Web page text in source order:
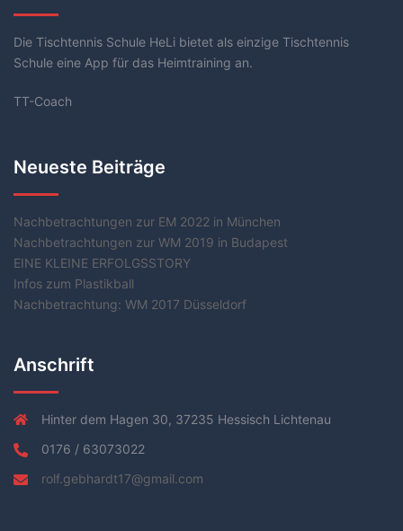
Die Tischtennis Schule HeLi bietet als einzige Tischtennis
Schule eine App für das Heimtraining an.
TT-Coach
Neueste Beiträge
Nachbetrachtungen zur EM 2022 in München
Nachbetrachtungen zur WM 2019 in Budapest
EINE KLEINE ERFOLGSSTORY
Infos zum Plastikball
Nachbetrachtung: WM 2017 Düsseldorf
Anschrift
Hinter dem Hagen 30, 37235 Hessisch Lichtenau
0176 / 63073022
rolf.gebhardt17@gmail.com